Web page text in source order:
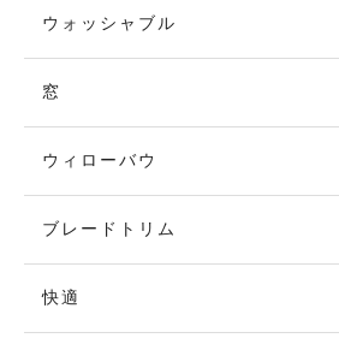
ウォッシャブル
窓
ウィローバウ
ブレードトリム
快適